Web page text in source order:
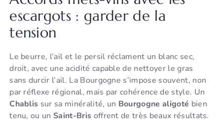
escargots : garder de la
tension
Le beurre, l’ail et le persil réclament un blanc sec,
droit, avec une acidité capable de nettoyer le gras
sans durcir l’ail. La Bourgogne s’impose souvent, non
par réflexe régional, mais par cohérence de style. Un
Chablis sur sa minéralité, un Bourgogne aligoté bien
tenu, ou un Saint-Bris offrent de très beaux résultats.